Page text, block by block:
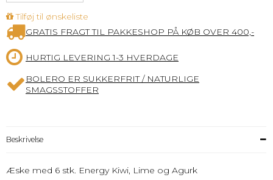
Tilføj til ønskeliste
GRATIS FRAGT TIL PAKKESHOP PÅ KØB OVER 400,-
HURTIG LEVERING 1-3 HVERDAGE
BOLERO ER SUKKERFRIT / NATURLIGE
SMAGSSTOFFER
Beskrivelse
Æske med 6 stk. Energy Kiwi, Lime og Agurk